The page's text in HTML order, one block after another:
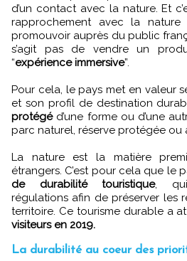
d’un contact avec la nature. Et
rapprochement avec la
promouvoir auprès du public
s’agit pas de vendre un
“expérience immersive”.
Pour cela, le pays met en valeur
et son profil de destination
protégéd’une forme ou d’une
parc naturel, réserve protégée ou
La nature est la matière
étrangers. C’est pour cela que le
de durabilité touristique, qui
régulations afin de préserver les
territoire. Ce tourisme durable a
visiteurs en 2019.
La durabilité au coeur des